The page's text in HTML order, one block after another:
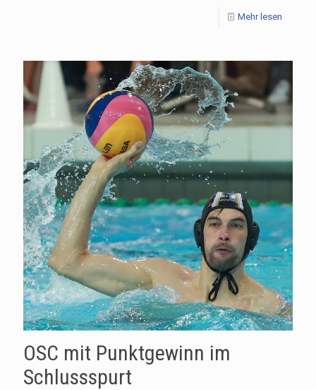
Mehr lesen
OSC mit Punktgewinn im
Schlussspurt